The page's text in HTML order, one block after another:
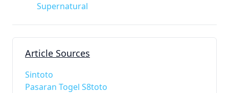
Supernatural
Article Sources
Sintoto
Pasaran Togel S8toto